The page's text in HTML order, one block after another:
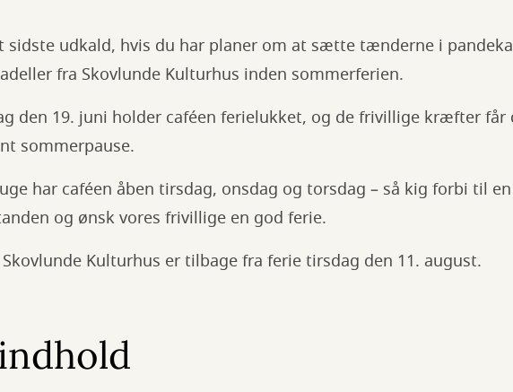
sidste udkald, hvis du har planer om at sætte tænderne i
fra Skovlunde Kulturhus inden sommerferien.
den 19. juni holder caféen ferielukket, og de frivillige kræfter får
sommerpause.
har caféen åben tirsdag, onsdag og torsdag – så kig forbi til
og ønsk vores frivillige en god ferie.
Skovlunde Kulturhus er tilbage fra ferie tirsdag den 11. august.